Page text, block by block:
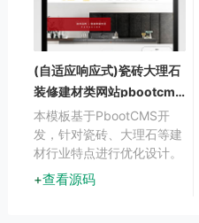
(自适应响应式)瓷砖大理石
装修建材类网站pbootcms
模板html5模板
本模板基于PbootCMS开
发，针对瓷砖、大理石等建
材行业特点进行优化设计。
采用响应式布局技术，确保
产品展示效果在不同设备上
查看源码